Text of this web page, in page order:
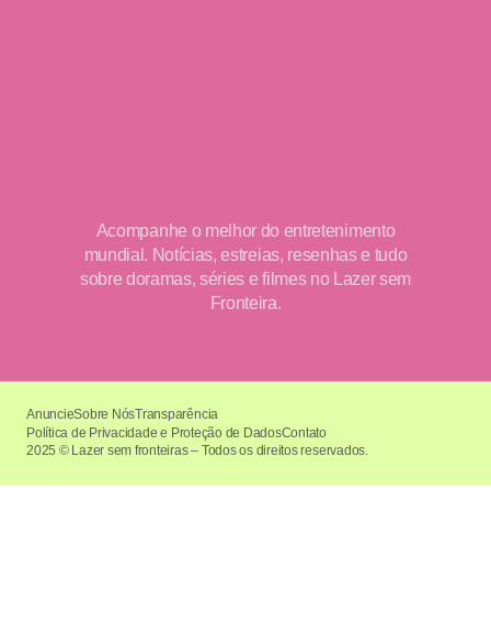
Acompanhe o melhor do entretenimento
mundial. Notícias, estreias, resenhas e tudo
sobre doramas, séries e filmes no Lazer sem
Fronteira.
2025 © Lazer sem fronteiras – Todos os direitos reservados.
AnuncieSobre NósTransparência
Política de Privacidade e Proteção de DadosContato